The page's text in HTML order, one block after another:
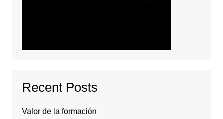
Recent Posts
Valor de la formación